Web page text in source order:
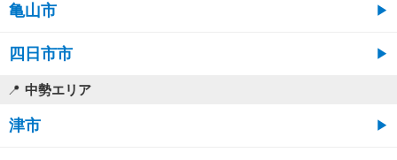
亀山市
四日市市
中勢エリア
津市